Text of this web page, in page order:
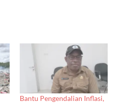
Bantu Pengendalian Inflasi,